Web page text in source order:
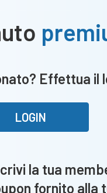
Effettua il
LOGIN
la tua
fornito alla